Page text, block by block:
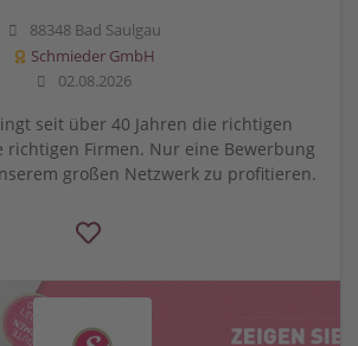
88348 Bad Saulgau
Schmieder GmbH
02.08.2026
seit über 40 Jahren die richtigen
richtigen Firmen. Nur eine Bewerbung
großen Netzwerk zu profitieren.